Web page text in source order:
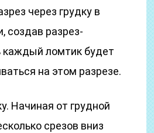
через грудку в
создав разрез-
каждый ломтик будет
на этом разрезе.
Начиная от грудной
срезов вниз